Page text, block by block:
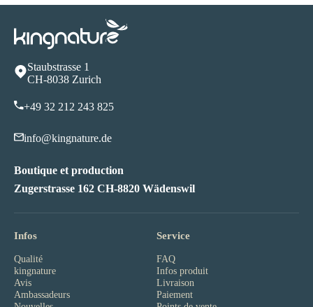
Staubstrasse 1
CH-8038 Zurich
+49 32 212 243 825
info@kingnature.de
Boutique et production
Zugerstrasse 162 CH-8820 Wädenswil
Infos
Qualité
kingnature
Avis
Ambassadeurs
Service
FAQ
Infos produit
Livraison
Paiement